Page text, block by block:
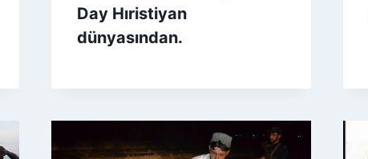
Day Hıristiyan
dünyasından.